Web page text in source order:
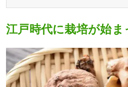
江戸時代に栽培が始